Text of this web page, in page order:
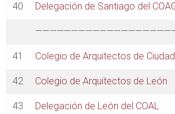
40 Delegación de Santiago del
41 Colegio de Arquitectos de
42 Colegio de Arquitectos de León
43 Delegación de León del COAL